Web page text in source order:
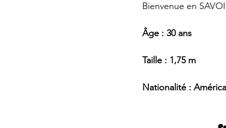
Bienvenue en
Âge : 30 ans
Taille : 1,75 m
Nationalité :